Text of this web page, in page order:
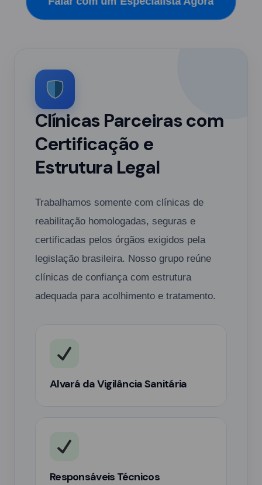
Clínicas Parceiras com
Certificação e
Estrutura Legal
Trabalhamos somente com clínicas de
reabilitação homologadas, seguras e
certificadas pelos órgãos exigidos pela
legislação brasileira. Nosso grupo reúne
clínicas de confiança com estrutura
adequada para acolhimento e tratamento.
Alvará da Vigilância Sanitária
Responsáveis Técnicos